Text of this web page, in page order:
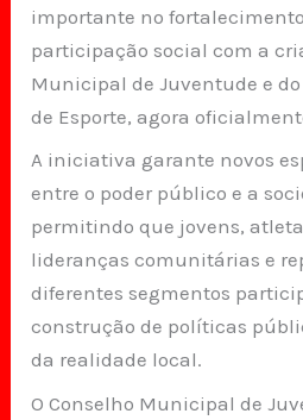
importante no
participação social com a
Municipal de Juventude e
de Esporte, agora
A iniciativa garante novos
entre o poder público e a
permitindo que jovens,
lideranças comunitárias e
diferentes segmentos
construção de políticas
da realidade local.
O Conselho Municipal de